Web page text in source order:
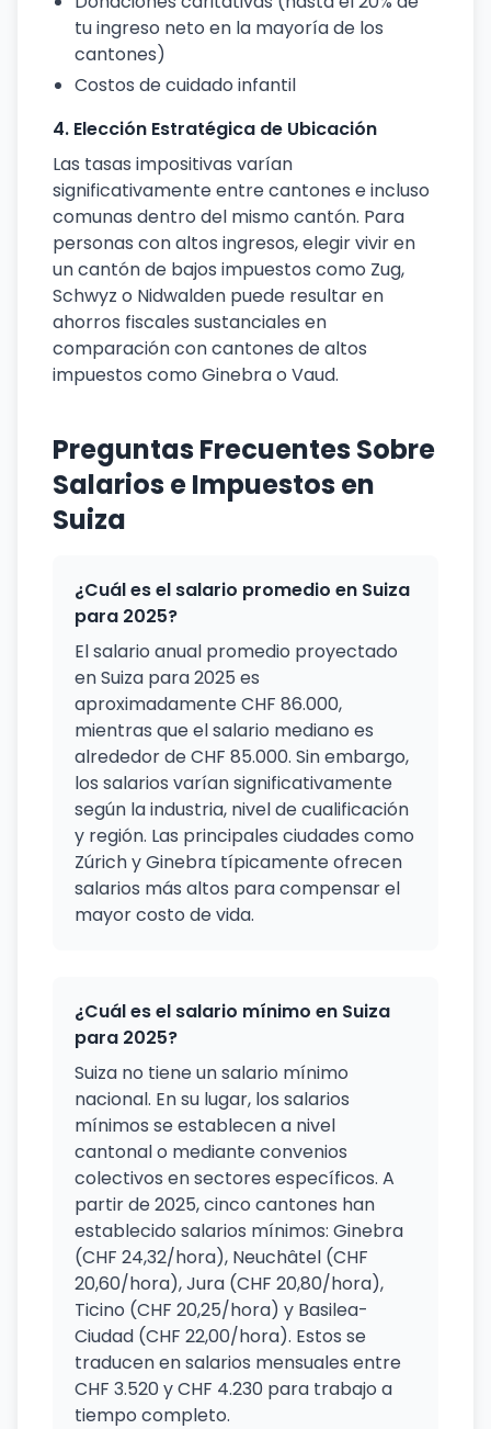
tu ingreso neto en la mayoría de los
cantones)
Costos de cuidado infantil
4. Elección Estratégica de Ubicación
Las tasas impositivas varían
significativamente entre cantones e incluso
comunas dentro del mismo cantón. Para
personas con altos ingresos, elegir vivir en
un cantón de bajos impuestos como Zug,
Schwyz o Nidwalden puede resultar en
ahorros fiscales sustanciales en
comparación con cantones de altos
impuestos como Ginebra o Vaud.
Preguntas Frecuentes Sobre
Salarios e Impuestos en
Suiza
¿Cuál es el salario promedio en Suiza
para 2025?
El salario anual promedio proyectado
en Suiza para 2025 es
aproximadamente CHF 86.000,
mientras que el salario mediano es
alrededor de CHF 85.000. Sin embargo,
los salarios varían significativamente
según la industria, nivel de cualificación
y región. Las principales ciudades como
Zúrich y Ginebra típicamente ofrecen
salarios más altos para compensar el
mayor costo de vida.
¿Cuál es el salario mínimo en Suiza
para 2025?
Suiza no tiene un salario mínimo
nacional. En su lugar, los salarios
mínimos se establecen a nivel
cantonal o mediante convenios
colectivos en sectores específicos. A
partir de 2025, cinco cantones han
establecido salarios mínimos: Ginebra
(CHF 24,32/hora), Neuchâtel (CHF
20,60/hora), Jura (CHF 20,80/hora),
Ticino (CHF 20,25/hora) y Basilea-
Ciudad (CHF 22,00/hora). Estos se
traducen en salarios mensuales entre
CHF 3.520 y CHF 4.230 para trabajo a
tiempo completo.